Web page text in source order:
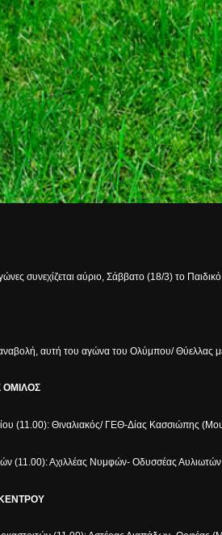
συνεχίζεται αύριο, Σάββατο (18/3) το
αυτή του αγώνα του Ολύμπου/ Θύελλας με
ΟΜΙΛΟΣ
(11.00): Θιναλιακός/ ΓΕΘ-Δίας Κασσιώπης
(11.00): Αχιλλέας Νυμφών- Οδυσσέας Αυλιωτών